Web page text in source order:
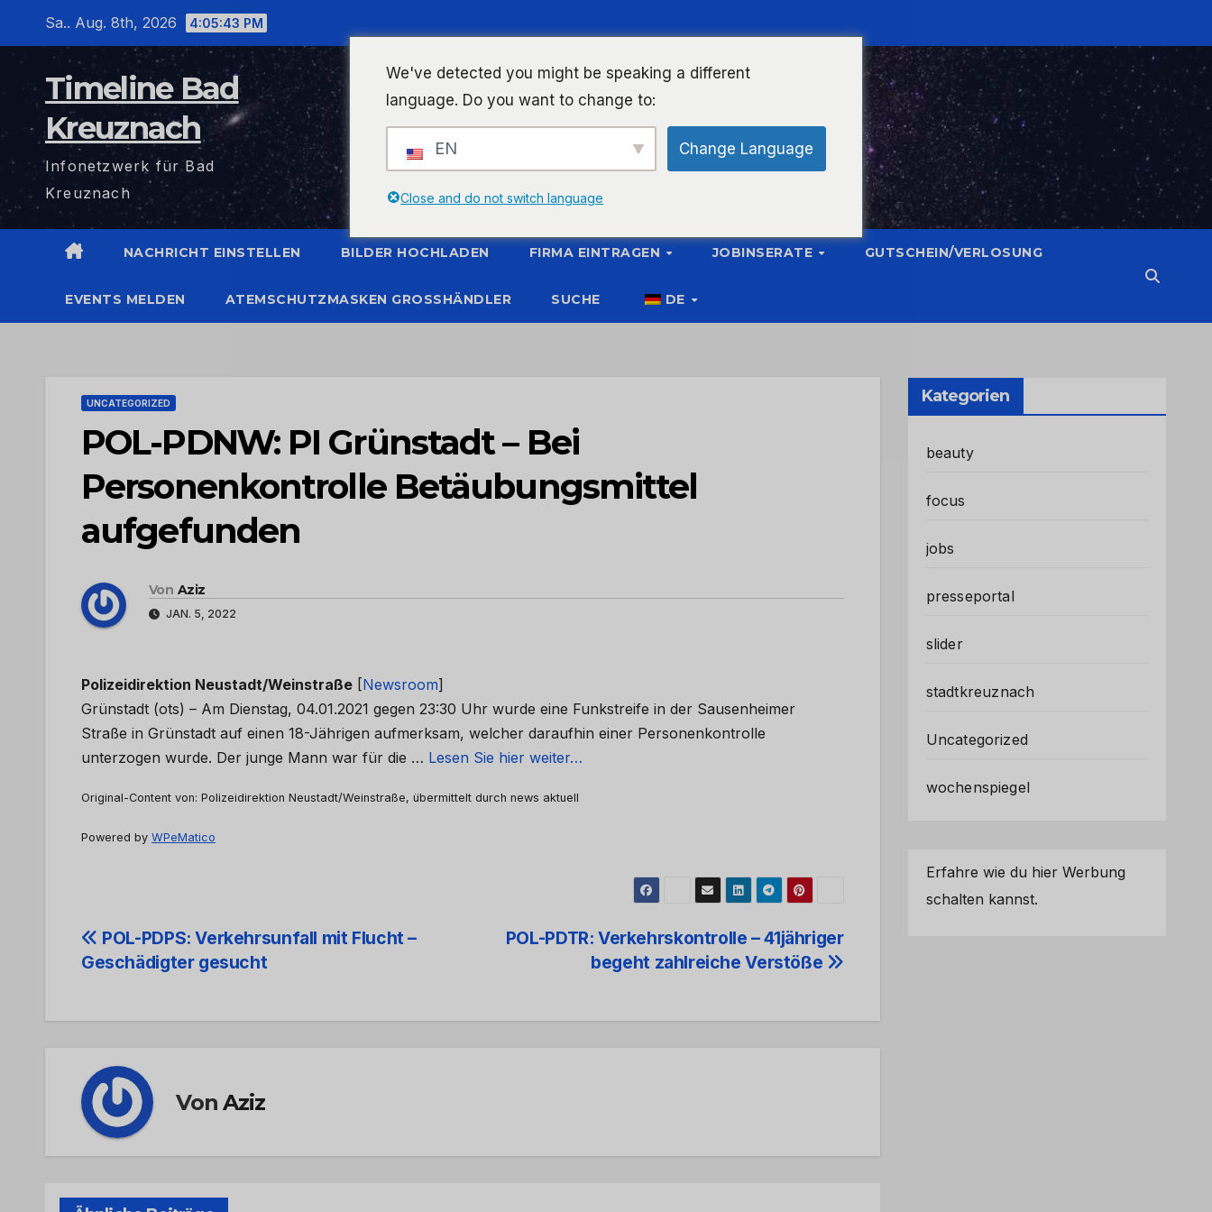
Sa.. Aug. 8th, 2026 4:05:43 PM
Timeline Bad
Kreuznach
Infonetzwerk für Bad
Kreuznach
NACHRICHT EINSTELLEN BILDER HOCHLADEN FIRMA EINTRAGEN JOBINSERATE GUTSCHEIN/VERLOSUNG
EVENTS MELDEN ATEMSCHUTZMASKEN GROSSHÄNDLER SUCHE DE
UNCATEGORIZED
POL-PDNW: PI Grünstadt – Bei
Personenkontrolle Betäubungsmittel
aufgefunden
Von Aziz
JAN. 5, 2022
Polizeidirektion Neustadt/Weinstraße [Newsroom]
Grünstadt (ots) – Am Dienstag, 04.01.2021 gegen 23:30 Uhr wurde eine Funkstreife in der Sausenheimer
Straße in Grünstadt auf einen 18-Jährigen aufmerksam, welcher daraufhin einer Personenkontrolle
unterzogen wurde. Der junge Mann war für die … Lesen Sie hier weiter…
Original-Content von: Polizeidirektion Neustadt/Weinstraße, übermittelt durch news aktuell
Powered by WPeMatico
Beitrags-
Navigation
POL-PDTR: Verkehrskontrolle – 41jähriger
begeht zahlreiche Verstöße
POL-PDPS: Verkehrsunfall mit Flucht –
Geschädigter gesucht
VonAziz
Kategorien
beauty
focus
jobs
presseportal
slider
stadtkreuznach
Uncategorized
wochenspiegel
Erfahre wie du hier Werbung
schalten kannst.
We've detected you might be speaking a different
language. Do you want to change to:
EN Change Language
Close and do not switch language